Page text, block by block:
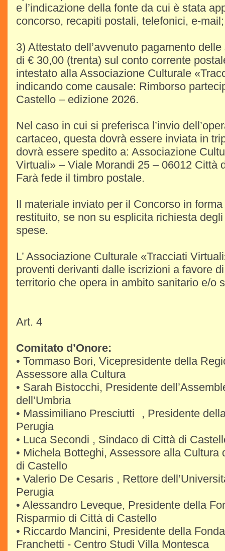
e l’indicazione della fonte da cui è stata
concorso, recapiti postali, telefonici, e-mail;
3) Attestato dell’avvenuto pagamento
di € 30,00 (trenta) sul conto corrente
intestato alla Associazione Culturale
indicando come causale: Rimborso
Castello – edizione 2026.
Nel caso in cui si preferisca l’invio
cartaceo, questa dovrà essere inviata in
dovrà essere spedito a: Associazione
Virtuali» – Viale Morandi 25 – 06012 Città
Farà fede il timbro postale.
Il materiale inviato per il Concorso in
restituito, se non su esplicita richiesta
spese.
L’ Associazione Culturale «Tracciati
proventi derivanti dalle iscrizioni a favore
territorio che opera in ambito sanitario e/o
Art. 4
Comitato d’Onore:
• Tommaso Bori, Vicepresidente della
Assessore alla Cultura
• Sarah Bistocchi, Presidente
dell’Umbria
• Massimiliano Presciutti , Presidente
Perugia
• Luca Secondi , Sindaco di Città di
• Michela Botteghi, Assessore alla Cultura
di Castello
• Valerio De Cesaris , Rettore
Perugia
• Alessandro Leveque, Presidente della
Risparmio di Città di Castello
• Riccardo Mancini, Presidente della
Franchetti - Centro Studi Villa Montesca